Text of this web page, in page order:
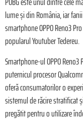
lume și din România, iar
smartphone OPPO Reno3
popularul Youtuber Tedereu.
Smartphone-ul OPPO
puternicul procesor
oferă consumatorilor o
sistemul de răcire stratificat
pregătit pentru o utilizare